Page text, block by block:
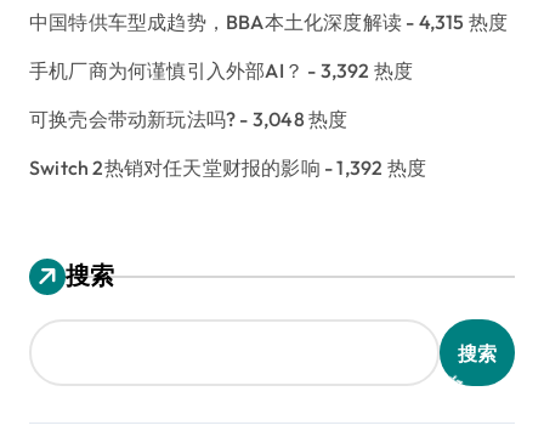
中国特供车型成趋势，BBA本土化深度解读 - 4,315 热度
手机厂商为何谨慎引入外部AI？ - 3,392 热度
可换壳会带动新玩法吗? - 3,048 热度
Switch 2热销对任天堂财报的影响 - 1,392 热度
搜索
搜索